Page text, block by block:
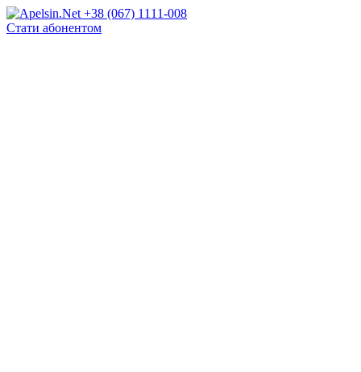
+38 (067) 1111-008
Стати абонентом